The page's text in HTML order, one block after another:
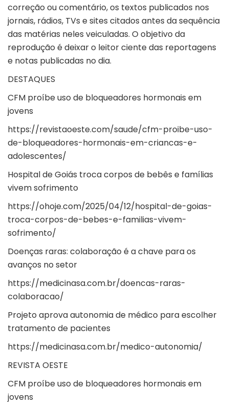
correção ou comentário, os textos publicados nos
jornais, rádios, TVs e sites citados antes da sequência
das matérias neles veiculadas. O objetivo da
reprodução é deixar o leitor ciente das reportagens
e notas publicadas no dia.
DESTAQUES
CFM proíbe uso de bloqueadores hormonais em
jovens
https://revistaoeste.com/saude/cfm-proibe-uso-
de-bloqueadores-hormonais-em-criancas-e-
adolescentes/
Hospital de Goiás troca corpos de bebês e famílias
vivem sofrimento
https://ohoje.com/2025/04/12/hospital-de-goias-
troca-corpos-de-bebes-e-familias-vivem-
sofrimento/
Doenças raras: colaboração é a chave para os
avanços no setor
https://medicinasa.com.br/doencas-raras-
colaboracao/
Projeto aprova autonomia de médico para escolher
tratamento de pacientes
https://medicinasa.com.br/medico-autonomia/
REVISTA OESTE
CFM proíbe uso de bloqueadores hormonais em
jovens